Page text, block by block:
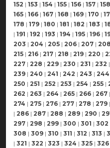
152 | 153 | 154 | 155 | 156 | 157 | 158
165 | 166 | 167 | 168 | 169 | 170 |
178 | 179 | 180 | 181 | 182 | 183 |
| 191 | 192 | 193 | 194 | 195 | 196 |
203 | 204 | 205 | 206 | 207 | 208
215 | 216 | 217 | 218 | 219 | 220 |
227 | 228 | 229 | 230 | 231 | 232 |
239 | 240 | 241 | 242 | 243 | 244
250 | 251 | 252 | 253 | 254 | 255 |
262 | 263 | 264 | 265 | 266 | 267 |
274 | 275 | 276 | 277 | 278 | 279 |
| 286 | 287 | 288 | 289 | 290 |
297 | 298 | 299 | 300 | 301 | 302
308 | 309 | 310 | 311 | 312 | 313 |
| 321 | 322 | 323 | 324 | 325 | 326